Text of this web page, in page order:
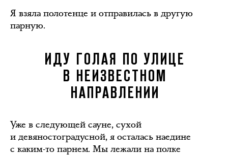
Я взяла полотенце и отправилась в другую
парную.
ИДУ ГОЛАЯ ПО УЛИЦЕ
В НЕИЗВЕСТНОМ
НАПРАВЛЕНИИ
Уже в следующей сауне, сухой
и девяностоградусной, я осталась наедине
с каким-то парнем. Мы лежали на полке